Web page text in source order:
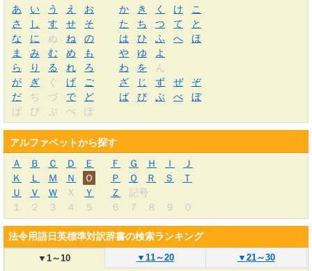
あ い う え お か き く け
こ
さ
し す せ そ た ち つ て
と
な
に ぬ ね の は ひ ふ へ
ほ
ま
み む め も や ゆ
よ
ら
り る れ ろ わ を
ん
が
ぎ ぐ げ ご ざ じ ず ぜ
ぞ
だ
ぢ づ で ど ば び ぶ べ
ぼ
ぱ
ぴ ぷ ぺ ぽ
アルファベットから探す
Ａ
Ｂ Ｃ Ｄ Ｅ Ｆ Ｇ Ｈ Ｉ
Ｊ
Ｋ
Ｌ Ｍ Ｎ Ｏ Ｐ Ｑ Ｒ Ｓ
Ｔ
Ｕ
Ｖ Ｗ Ｘ Ｙ Ｚ
記号
１
２ ３ ４ ５ ６ ７ ８ ９ ０
法令用語日英標準対訳辞書の検索ランキング
▼1～10 ▼ 11～20 ▼ 21～30